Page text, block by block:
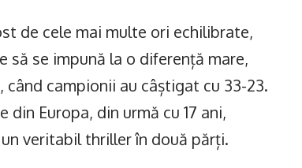
de cele mai multe ori echilibrate,
să se impună la o diferență mare,
campionii au câștigat cu 33-23.
Europa, din urmă cu 17 ani,
veritabil thriller în două părți.